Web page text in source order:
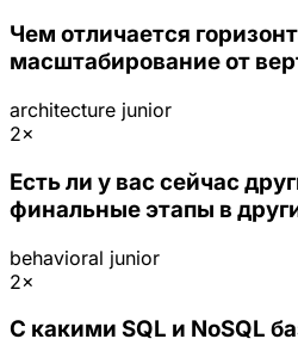
Чем отличается
масштабирование от
architecture junior
2×
Есть ли у вас сейчас
финальные этапы в
behavioral junior
2×
С какими SQL и NoSQL